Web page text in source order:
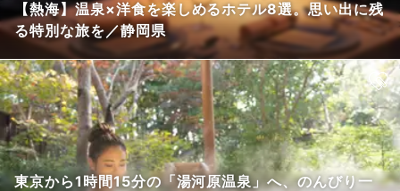
【熱海】温泉×洋食を楽しめるホテル8選。思い出に残
る特別な旅を／静岡県
東京から1時間15分の「湯河原温泉」へ、のんびり一